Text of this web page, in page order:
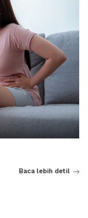
Baca lebih detil